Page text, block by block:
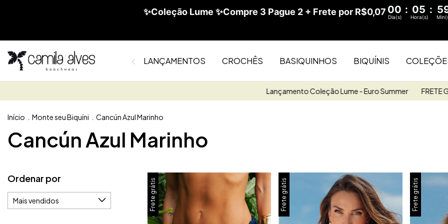
✨Coleção Lume ✨Compre 3 Pague 2 + Frete por R$0,07 00 : 05 :
Dia(s) Hora(s)
LANÇAMENTOS CROCHÊS BASIQUINHOS BIQUÍNIS
Lançamento Coleção Lume - Euro Summer FRETE GRÁTIS
Início Monte seu Biquíni Cancún Azul Marinho
Cancún Azul Marinho
Ordenar por Frete grátis Frete grátis Frete grátis